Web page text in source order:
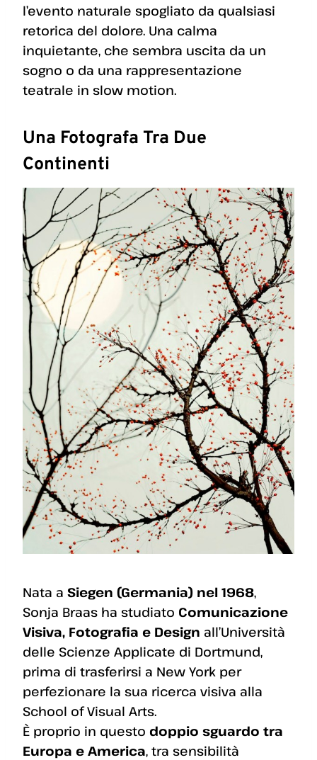
l’evento naturale spogliato da qualsiasi
retorica del dolore. Una calma
inquietante, che sembra uscita da un
sogno o da una rappresentazione
teatrale in slow motion.
Una Fotografa Tra Due
Continenti
Nata a Siegen (Germania) nel 1968,
Sonja Braas ha studiato Comunicazione
Visiva, Fotografia e Design all’Università
delle Scienze Applicate di Dortmund,
prima di trasferirsi a New York per
perfezionare la sua ricerca visiva alla
School of Visual Arts.
È proprio in questo doppio sguardo tra
Europa e America, tra sensibilità